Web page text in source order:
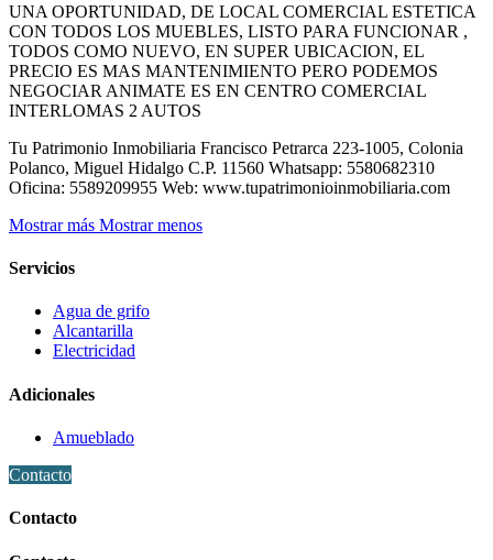
UNA OPORTUNIDAD, DE LOCAL COMERCIAL ESTETICA
CON TODOS LOS MUEBLES, LISTO PARA FUNCIONAR ,
TODOS COMO NUEVO, EN SUPER UBICACION, EL
PRECIO ES MAS MANTENIMIENTO PERO PODEMOS
NEGOCIAR ANIMATE ES EN CENTRO COMERCIAL
INTERLOMAS 2 AUTOS
Tu Patrimonio Inmobiliaria Francisco Petrarca 223-1005, Colonia
Polanco, Miguel Hidalgo C.P. 11560 Whatsapp: 5580682310
Oficina: 5589209955 Web: www.tupatrimonioinmobiliaria.com
Mostrar más Mostrar menos
Servicios
Agua de grifo
Alcantarilla
Electricidad
Adicionales
Amueblado
Contacto
Contacto